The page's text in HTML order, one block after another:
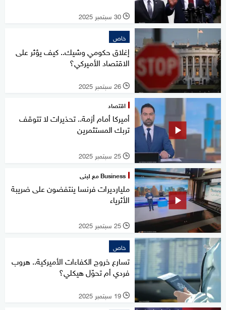
l 30 سبتمبر 2025
خاص
إغلاق حكومي وشيك.. كيف يؤثر على
الاقتصاد الأميركي؟
l 26 سبتمبر 2025
اقتصاد
أميركا أمام أزمة.. تحذيرات لا تتوقف
تربك المستثمرين
l 25 سبتمبر 2025
Business مع لبنى
مليارديرات فرنسا ينتفضون على ضريبة
الأثرياء
l 25 سبتمبر 2025
خاص
تسارع خروج الكفاءات الأميركية.. هروب
فردي أم تحوّل هيكلي؟
l 19 سبتمبر 2025